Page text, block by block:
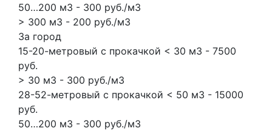
50…200 м3 - 300 руб./м3
> 300 м3 - 200 руб./м3
За город
15-20-метровый с прокачкой < 30 м3 - 7500
руб.
> 30 м3 - 300 руб./м3
28-52-метровый с прокачкой < 50 м3 - 15000
руб.
50…200 м3 - 300 руб./м3